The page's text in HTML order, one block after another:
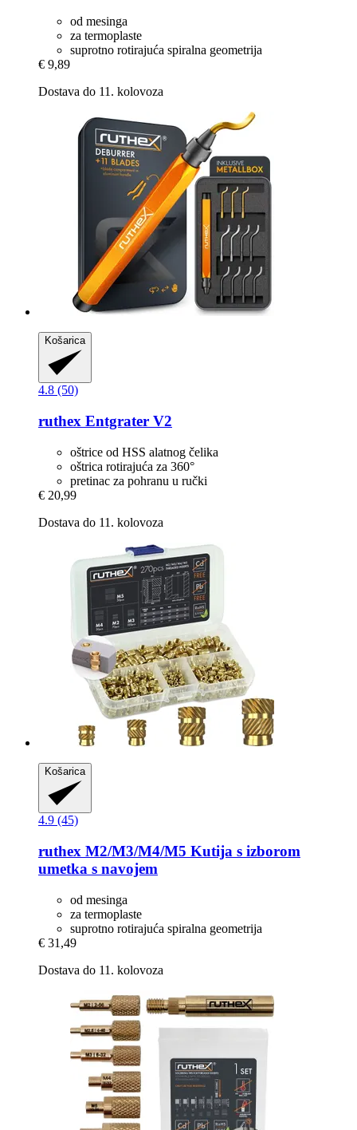
od mesinga
za termoplaste
suprotno rotirajuća spiralna geometrija
€ 9,89
Dostava do 11. kolovoza
Košarica
4.8 (50)
ruthex Entgrater V2
oštrice od HSS alatnog čelika
oštrica rotirajuća za 360°
pretinac za pohranu u ručki
€ 20,99
Dostava do 11. kolovoza
Košarica
4.9 (45)
ruthex M2/M3/M4/M5 Kutija s izborom
umetka s navojem
od mesinga
za termoplaste
suprotno rotirajuća spiralna geometrija
€ 31,49
Dostava do 11. kolovoza